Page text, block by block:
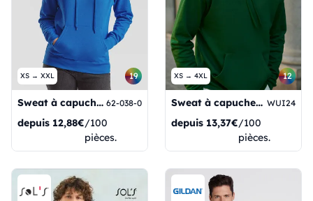
XS → XXL 19
Sweat à capuche classique pour femmes 62-038-0
depuis 12,88€/100
pièces.
XS → 4XL 12
Sweat à capuche unisexe ID203 WUI24
depuis 13,37€/100
pièces.